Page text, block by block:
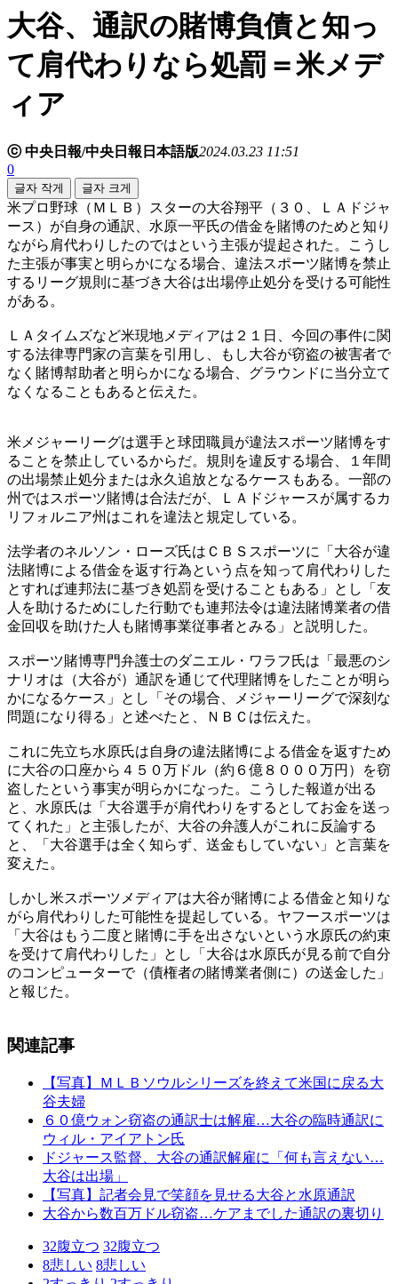
大谷、通訳の賭博負債と知っ
て肩代わりなら処罰＝米メデ
ィア
ⓒ 中央日報/中央日報日本語版2024.03.23 11:51
0
글자 작게 글자 크게
米プロ野球（ＭＬＢ）スターの大谷翔平（３０、ＬＡドジャ
ース）が自身の通訳、水原一平氏の借金を賭博のためと知り
ながら肩代わりしたのではという主張が提起された。こうし
た主張が事実と明らかになる場合、違法スポーツ賭博を禁止
するリーグ規則に基づき大谷は出場停止処分を受ける可能性
がある。
ＬＡタイムズなど米現地メディアは２１日、今回の事件に関
する法律専門家の言葉を引用し、もし大谷が窃盗の被害者で
なく賭博幇助者と明らかになる場合、グラウンドに当分立て
なくなることもあると伝えた。
米メジャーリーグは選手と球団職員が違法スポーツ賭博をす
ることを禁止しているからだ。規則を違反する場合、１年間
の出場禁止処分または永久追放となるケースもある。一部の
州ではスポーツ賭博は合法だが、ＬＡドジャースが属するカ
リフォルニア州はこれを違法と規定している。
法学者のネルソン・ローズ氏はＣＢＳスポーツに「大谷が違
法賭博による借金を返す行為という点を知って肩代わりした
とすれば連邦法に基づき処罰を受けることもある」とし「友
人を助けるためにした行動でも連邦法令は違法賭博業者の借
金回収を助けた人も賭博事業従事者とみる」と説明した。
スポーツ賭博専門弁護士のダニエル・ワラフ氏は「最悪のシ
ナリオは（大谷が）通訳を通じて代理賭博をしたことが明ら
かになるケース」とし「その場合、メジャーリーグで深刻な
問題になり得る」と述べたと、ＮＢＣは伝えた。
これに先立ち水原氏は自身の違法賭博による借金を返すため
に大谷の口座から４５０万ドル（約６億８０００万円）を窃
盗したという事実が明らかになった。こうした報道が出る
と、水原氏は「大谷選手が肩代わりをするとしてお金を送っ
てくれた」と主張したが、大谷の弁護人がこれに反論する
と、「大谷選手は全く知らず、送金もしていない」と言葉を
変えた。
しかし米スポーツメディアは大谷が賭博による借金と知りな
がら肩代わりした可能性を提起している。ヤフースポーツは
「大谷はもう二度と賭博に手を出さないという水原氏の約束
を受けて肩代わりした」とし「大谷は水原氏が見る前で自分
のコンピューターで（債権者の賭博業者側に）の送金した」
と報じた。
関連記事
【写真】ＭＬＢソウルシリーズを終えて米国に戻る大
谷夫婦
６０億ウォン窃盗の通訳士は解雇…大谷の臨時通訳に
ウィル・アイアトン氏
ドジャース監督、大谷の通訳解雇に「何も言えない…
大谷は出場」
【写真】記者会見で笑顔を見せる大谷と水原通訳
大谷から数百万ドル窃盗…ケアまでした通訳の裏切り
32腹立つ 32腹立つ
8悲しい 8悲しい